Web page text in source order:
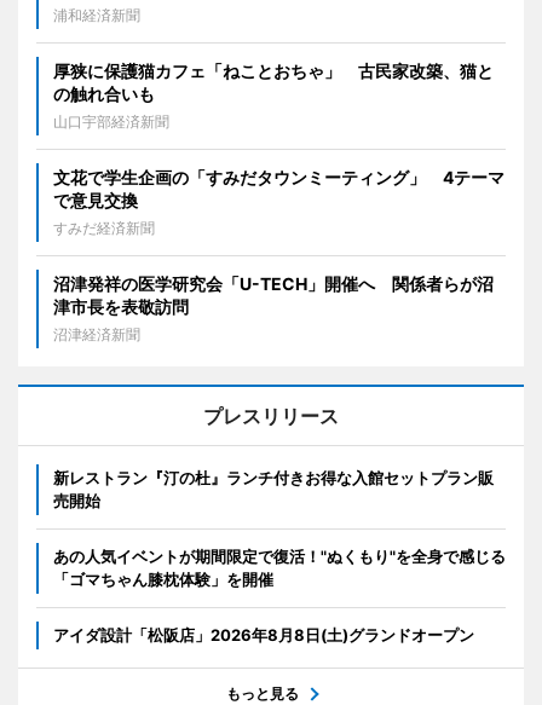
浦和経済新聞
厚狭に保護猫カフェ「ねことおちゃ」 古民家改築、猫と
の触れ合いも
山口宇部経済新聞
文花で学生企画の「すみだタウンミーティング」 4テーマ
で意見交換
すみだ経済新聞
沼津発祥の医学研究会「U-TECH」開催へ 関係者らが沼
津市長を表敬訪問
沼津経済新聞
プレスリリース
新レストラン『汀の杜』ランチ付きお得な入館セットプラン販
売開始
あの人気イベントが期間限定で復活！"ぬくもり"を全身で感じる
「ゴマちゃん膝枕体験」を開催
アイダ設計「松阪店」2026年8月8日(土)グランドオープン
もっと見る